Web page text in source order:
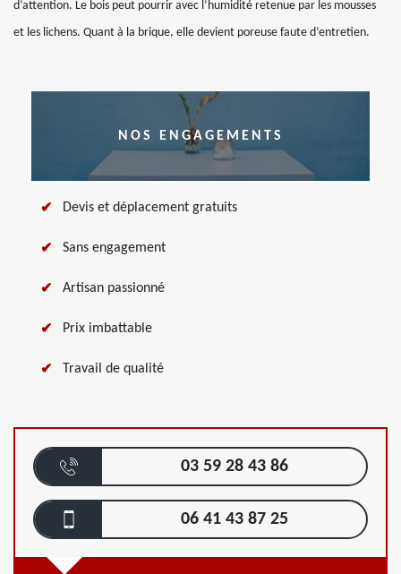
d’attention. Le bois peut pourrir avec l’humidité retenue par les mousses
et les lichens. Quant à la brique, elle devient poreuse faute d’entretien.
NOS ENGAGEMENTS
Devis et déplacement gratuits
Sans engagement
Artisan passionné
Prix imbattable
Travail de qualité
03 59 28 43 86
06 41 43 87 25